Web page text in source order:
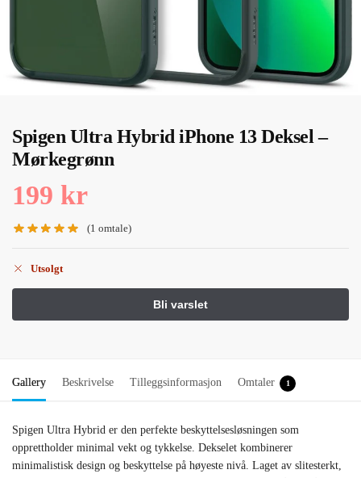
Spigen Ultra Hybrid iPhone 13 Deksel –
Mørkegrønn
199 kr
(1 omtale)
Utsolgt
Gallery Beskrivelse Tilleggsinformasjon Omtaler 1
Spigen Ultra Hybrid er den perfekte beskyttelsesløsningen som
opprettholder minimal vekt og tykkelse. Dekselet kombinerer
minimalistisk design og beskyttelse på høyeste nivå. Laget av slitesterkt,